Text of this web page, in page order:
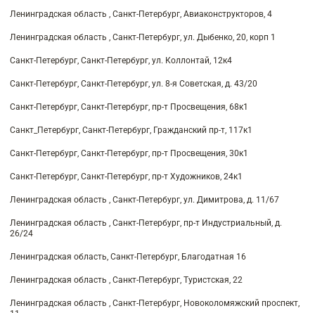
Ленинградская область , Санкт-Петербург, Авиаконструкторов, 4
Ленинградская область , Санкт-Петербург, ул. Дыбенко, 20, корп 1
Санкт-Петербург, Санкт-Петербург, ул. Коллонтай, 12к4
Санкт-Петербург, Санкт-Петербург, ул. 8-я Советская, д. 43/20
Санкт-Петербург, Санкт-Петербург, пр-т Просвещения, 68к1
Санкт_Петербург, Санкт-Петербург, Гражданский пр-т, 117к1
Санкт-Петербург, Санкт-Петербург, пр-т Просвещения, 30к1
Санкт-Петербург, Санкт-Петербург, пр-т Художников, 24к1
Ленинградская область , Санкт-Петербург, ул. Димитрова, д. 11/67
Ленинградская область , Санкт-Петербург, пр-т Индустриальный, д.
26/24
Ленинградская область, Санкт-Петербург, Благодатная 16
Ленинградская область , Санкт-Петербург, Туристская, 22
Ленинградская область , Санкт-Петербург, Новоколомяжский проспект,